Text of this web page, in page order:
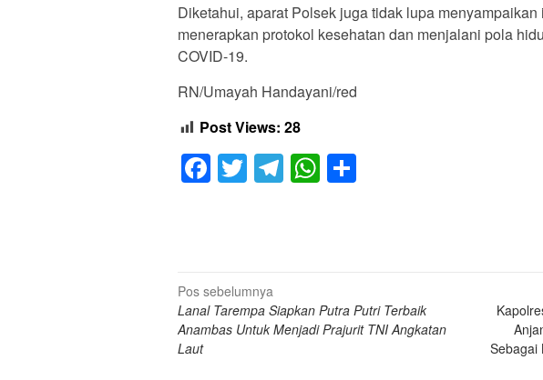
Diketahui, aparat Polsek juga tidak lupa
menerapkan protokol kesehatan dan menjalani pola
COVID-19.
RN/Umayah Handayani/red
Post Views: 28
Facebook
Twitter
Telegram
WhatsApp
Navigasi
pos
Pos sebelumnya
Lanal Tarempa Siapkan Putra Putri Terbaik
Anambas Untuk Menjadi Prajurit TNI Angkatan
Laut
Sebagai